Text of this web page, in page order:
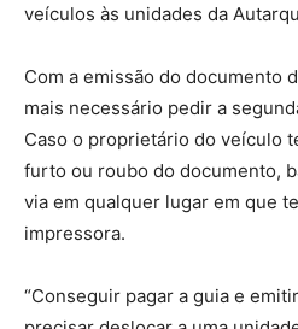
veículos às unidades da
Com a emissão do documento
mais necessário pedir a
Caso o proprietário do veículo
furto ou roubo do documento,
via em qualquer lugar em que
impressora.
“Conseguir pagar a guia e